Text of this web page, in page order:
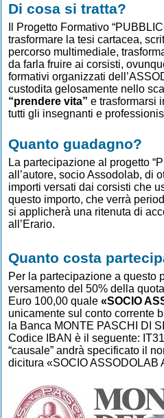
Di cosa si tratta?
Il Progetto Formativo
trasformare la tesi cartacea,
percorso multimediale,
da farla fruire ai corsisti,
formativi organizzati
custodita gelosamente nello
“prendere vita” e trasformarsi
tutti gli insegnanti e
Quanto guadagno?
La partecipazione al progetto
all’autore, socio Assodolab, di
importi versati dai corsisti che
questo importo, che verrà
si applicherà una ritenuta di
all’Erario.
Quanto costa
Per la partecipazione a questo
versamento del 50% della
Euro 100,00 quale «SOCIO
unicamente sul conto corrente
la Banca MONTE PASCHI DI
Codice IBAN è il seguente:
“causale” andrà specificato il
dicitura «SOCIO ASSODOLAB